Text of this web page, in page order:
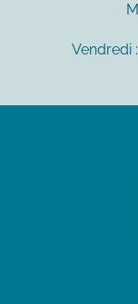
Vendredi :